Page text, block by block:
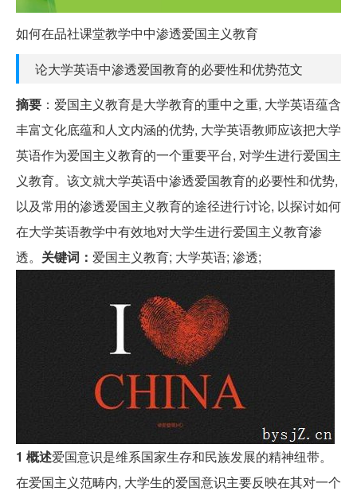
如何在品社课堂教学中中渗透爱国主义教育
论大学英语中渗透爱国教育的必要性和优势范文
摘要 ：爱国主义教育是大学教育的重中之重, 大学英语蕴含
丰富文化底蕴和人文内涵的优势, 大学英语教师应该把大学
英语作为爱国主义教育的一个重要平台, 对学生进行爱国主
义教育。该文就大学英语中渗透爱国教育的必要性和优势,
以及常用的渗透爱国主义教育的途径进行讨论, 以探讨如何
在大学英语教学中有效地对大学生进行爱国主义教育渗
透。 关键词： 爱国主义教育; 大学英语; 渗透;
1 概述爱国意识是维系国家生存和民族发展的精神纽带。
在爱国主义范畴内, 大学生的爱国意识主要反映在其对一个